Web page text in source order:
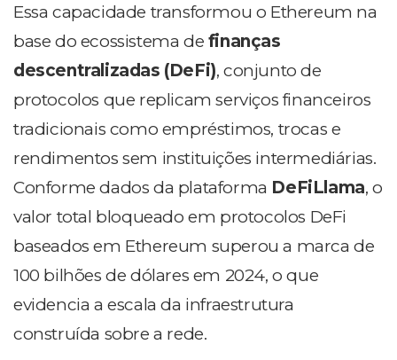
Essa capacidade transformou o Ethereum na
base do ecossistema de finanças
descentralizadas (DeFi), conjunto de
protocolos que replicam serviços financeiros
tradicionais como empréstimos, trocas e
rendimentos sem instituições intermediárias.
Conforme dados da plataforma DeFiLlama, o
valor total bloqueado em protocolos DeFi
baseados em Ethereum superou a marca de
100 bilhões de dólares em 2024, o que
evidencia a escala da infraestrutura
construída sobre a rede.